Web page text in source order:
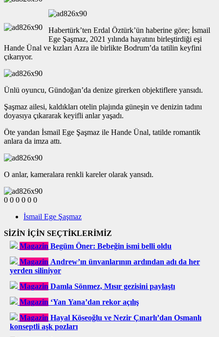
Habertürk’ten Erdal Öztürk’ün haberine göre; İsmail
Ege Şaşmaz, 2021 yılında hayatını birleştirdiği eşi
Hande Ünal ve kızları Azra ile birlikte Bodrum’da tatilin keyfini
çıkarıyor.
Ünlü oyuncu, Gündoğan’da denize girerken objektiflere yansıdı.
Şaşmaz ailesi, kaldıkları otelin plajında güneşin ve denizin tadını
doyasıya çıkararak keyifli anlar yaşadı.
Öte yandan İsmail Ege Şaşmaz ile Hande Ünal, tatilde romantik
anlara da imza attı.
O anlar, kameralara renkli kareler olarak yansıdı.
0 0 0 0 0 0
İsmail Ege Şaşmaz
SİZİN İÇİN SEÇTİKLERİMİZ
Magazin Begüm Öner: Bebeğin ismi belli oldu
Magazin Andrew’ın ünvanlarının ardından adı da her
yerden siliniyor
Magazin Damla Sönmez, Mısır gezisini paylaştı
Magazin ‘Yan Yana’dan rekor açılış
Magazin Hayal Köseoğlu ve Nezir Çınarlı’dan Osmanlı
konseptli aşk pozları